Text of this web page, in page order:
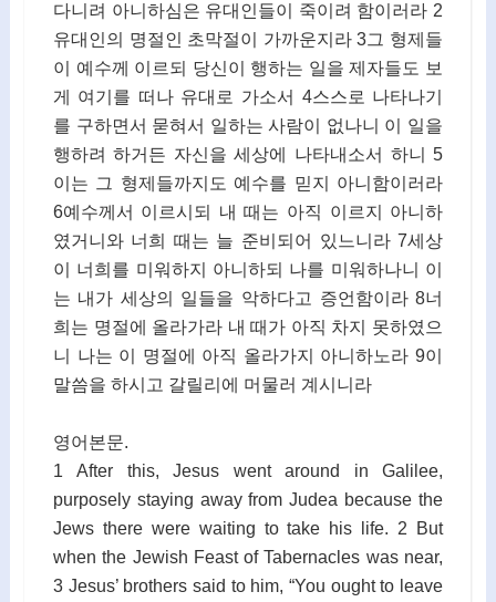
다니려 아니하심은 유대인들이 죽이려 함이러라 2
유대인의 명절인 초막절이 가까운지라 3그 형제들
이 예수께 이르되 당신이 행하는 일을 제자들도 보
게 여기를 떠나 유대로 가소서 4스스로 나타나기
를 구하면서 묻혀서 일하는 사람이 없나니 이 일을
행하려 하거든 자신을 세상에 나타내소서 하니 5
이는 그 형제들까지도 예수를 믿지 아니함이러라
6예수께서 이르시되 내 때는 아직 이르지 아니하
였거니와 너희 때는 늘 준비되어 있느니라 7세상
이 너희를 미워하지 아니하되 나를 미워하나니 이
는 내가 세상의 일들을 악하다고 증언함이라 8너
희는 명절에 올라가라 내 때가 아직 차지 못하였으
니 나는 이 명절에 아직 올라가지 아니하노라 9이
말씀을 하시고 갈릴리에 머물러 계시니라
영어본문.
1 After this, Jesus went around in Galilee,
purposely staying away from Judea because the
Jews there were waiting to take his life. 2 But
when the Jewish Feast of Tabernacles was near,
3 Jesus’ brothers said to him, “You ought to leave